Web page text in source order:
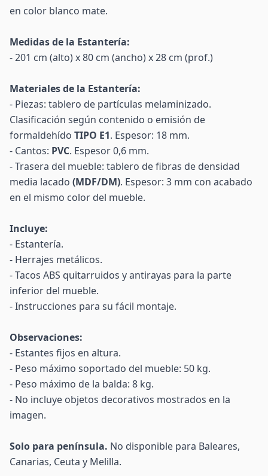
en color blanco mate.
Medidas de la Estantería:
- 201 cm (alto) x 80 cm (ancho) x 28 cm (prof.)
Materiales de la Estantería:
- Piezas: tablero de partículas melaminizado.
Clasificación según contenido o emisión de
formaldehído TIPO E1. Espesor: 18 mm.
- Cantos: PVC. Espesor 0,6 mm.
- Trasera del mueble: tablero de fibras de densidad
media lacado (MDF/DM). Espesor: 3 mm con acabado
en el mismo color del mueble.
Incluye:
- Estantería.
- Herrajes metálicos.
- Tacos ABS quitarruidos y antirayas para la parte
inferior del mueble.
- Instrucciones para su fácil montaje.
Observaciones:
- Estantes fijos en altura.
- Peso máximo soportado del mueble: 50 kg.
- Peso máximo de la balda: 8 kg.
- No incluye objetos decorativos mostrados en la
imagen.
Solo para península. No disponible para Baleares,
Canarias, Ceuta y Melilla.